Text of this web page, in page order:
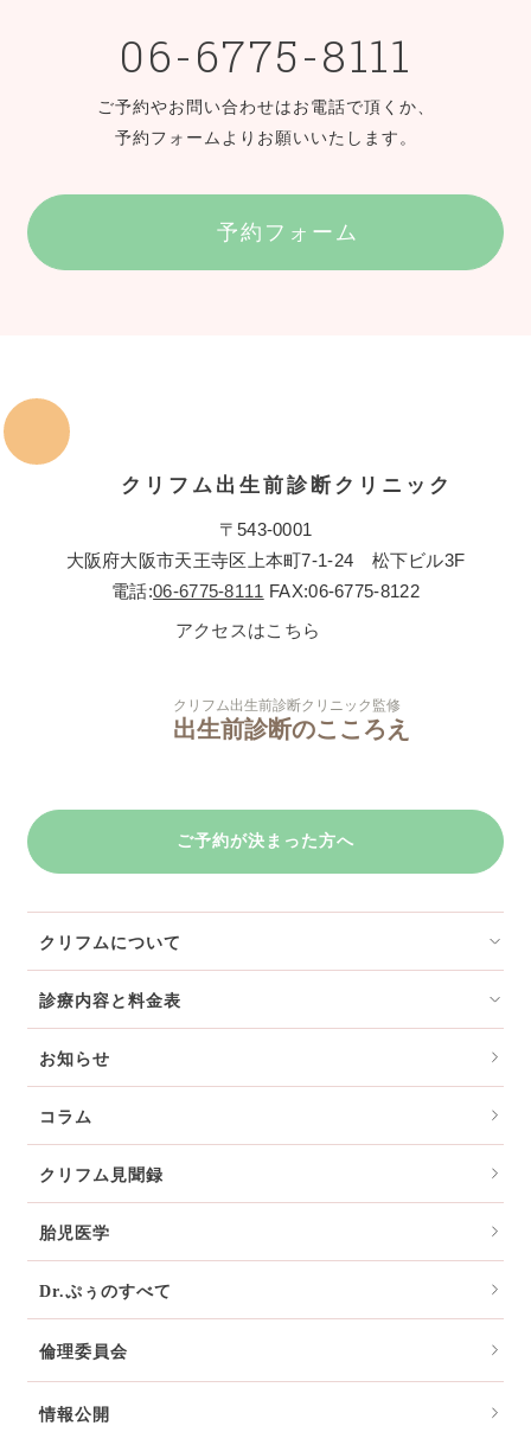
06-6775-8111
ご予約やお問い合わせはお電話で頂くか、
予約フォームよりお願いいたします。
予約フォーム
クリフム出生前診断クリニック
〒543-0001
大阪府大阪市天王寺区上本町7-1-24 松下ビル3F
電話:06-6775-8111 FAX:06-6775-8122
アクセスはこちら
クリフム出生前診断クリニック監修
出生前診断のこころえ
ご予約が決まった方へ
クリフムについて
診療内容と料金表
お知らせ
コラム
クリフム見聞録
胎児医学
Dr.ぷぅのすべて
倫理委員会
情報公開